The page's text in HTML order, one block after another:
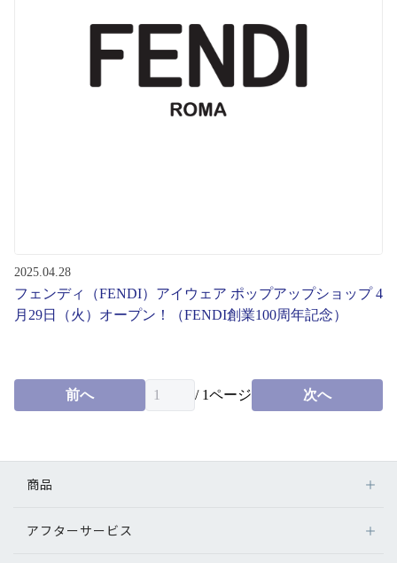
2025.04.28
フェンディ（FENDI）アイウェア ポップアップショップ 4
月29日（火）オープン！（FENDI創業100周年記念）
前へ / 1ページ 次へ
商品
メガネ
アフターサービス